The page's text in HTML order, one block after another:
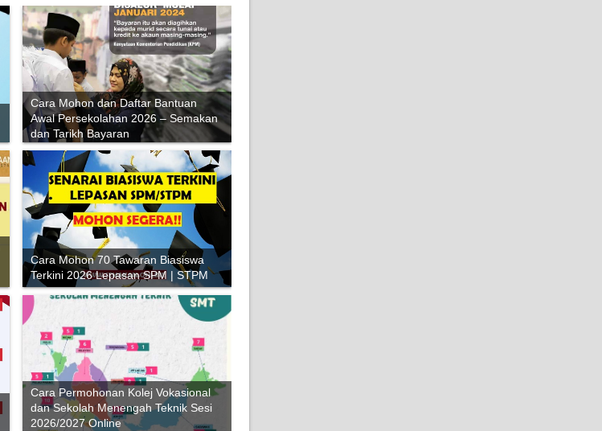
Cara Mohon dan Daftar Bantuan
Awal Persekolahan 2026 – Semakan
dan Tarikh Bayaran
Cara Mohon 70 Tawaran Biasiswa
Terkini 2026 Lepasan SPM | STPM
Cara Permohonan Kolej Vokasional
dan Sekolah Menengah Teknik Sesi
2026/2027 Online